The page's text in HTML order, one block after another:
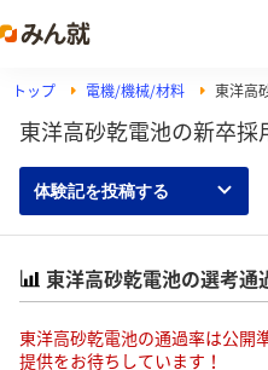
トップ 電機/機械/材料 東洋高
東洋高砂乾電池の新卒採
体験記を投稿する
東洋高砂乾電池の選考通
東洋高砂乾電池の通過率は公開
提供をお待ちしています！